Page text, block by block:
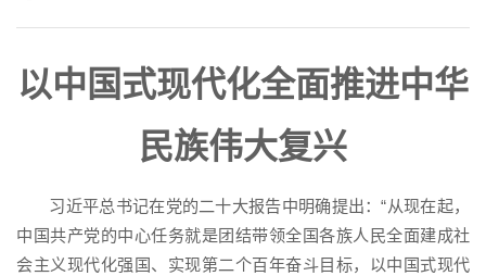
以中国式现代化全面推进中华
民族伟大复兴
习近平总书记在党的二十大报告中明确提出：“从现在起，
中国共产党的中心任务就是团结带领全国各族人民全面建成社
会主义现代化强国、实现第二个百年奋斗目标，以中国式现代